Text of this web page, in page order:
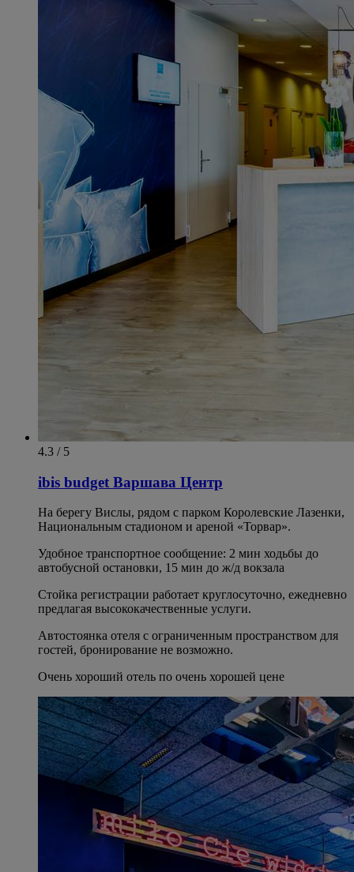
4.3 / 5
ibis budget Варшава Центр
На берегу Вислы, рядом с парком Королевские Лазенки,
Национальным стадионом и ареной «Торвар».
Удобное транспортное сообщение: 2 мин ходьбы до
автобусной остановки, 15 мин до ж/д вокзала
Стойка регистрации работает круглосуточно, ежедневно
предлагая высококачественные услуги.
Автостоянка отеля с ограниченным пространством для
гостей, бронирование не возможно.
Очень хороший отель по очень хорошей цене